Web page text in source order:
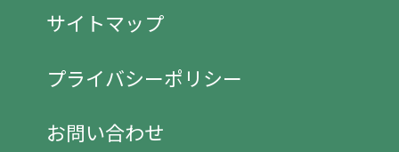
サイトマップ
プライバシーポリシー
お問い合わせ